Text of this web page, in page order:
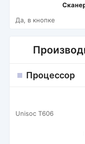
Да, в кнопке
Процессор
Unisoc T606